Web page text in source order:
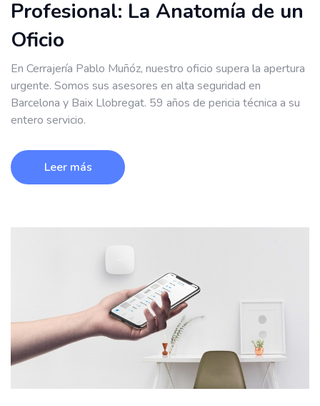
Profesional: La Anatomía de un
Oficio
En Cerrajería Pablo Muñóz, nuestro oficio supera la apertura
urgente. Somos sus asesores en alta seguridad en
Barcelona y Baix Llobregat. 59 años de pericia técnica a su
entero servicio.
Leer más